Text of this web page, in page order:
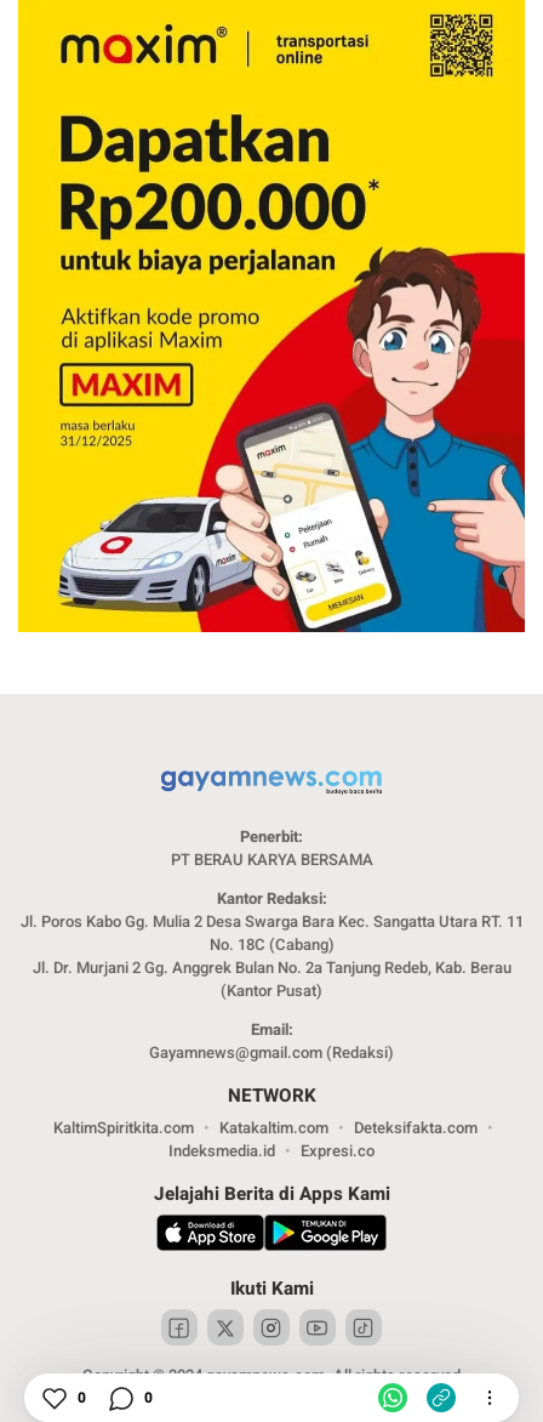
Penerbit:
PT BERAU KARYA BERSAMA
Kantor Redaksi:
Jl. Poros Kabo Gg. Mulia 2 Desa Swarga Bara Kec. Sangatta Utara RT. 11
No. 18C (Cabang)
Jl. Dr. Murjani 2 Gg. Anggrek Bulan No. 2a Tanjung Redeb, Kab. Berau
(Kantor Pusat)
Email:
Gayamnews@gmail.com (Redaksi)
NETWORK
KaltimSpiritkita.com Katakaltim.com
Deteksifakta.com
Indeksmedia.id
Expresi.co
Jelajahi Berita di Apps Kami
Ikuti Kami
Copyright © 2024 gayamnews.com. All rights reserved
0 0